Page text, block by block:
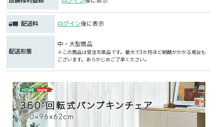
配送料 ログイン後に表示
配送形態
中・大型商品
※この商品は受注生産品です。最大で3か月ほど納期がかかる場合も
ございます。あらかじめご了承ください。